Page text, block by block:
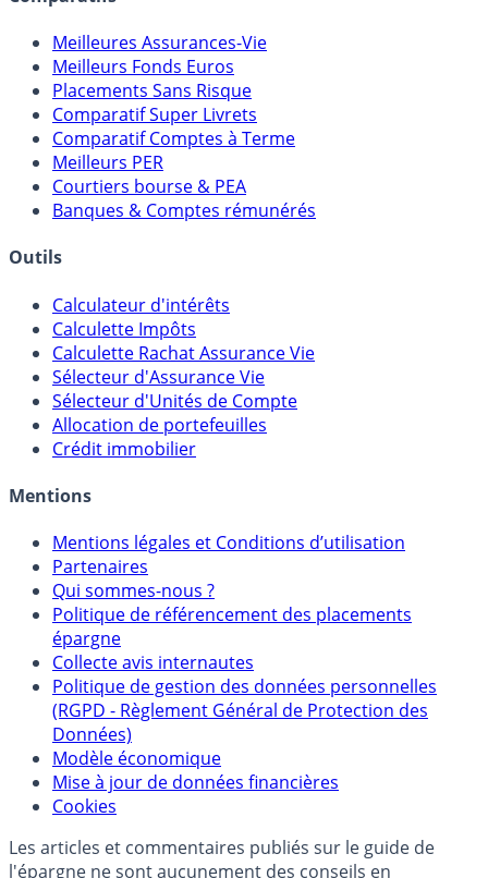
Comparatifs
Meilleures Assurances-Vie
Meilleurs Fonds Euros
Placements Sans Risque
Comparatif Super Livrets
Comparatif Comptes à Terme
Meilleurs PER
Banques & Comptes rémunérés
Outils
Calculateur d'intérêts
Calculette Impôts
Calculette Rachat Assurance Vie
Sélecteur d'Assurance Vie
Sélecteur d'Unités de Compte
Crédit immobilier
Mentions
Mentions légales et Conditions d’utilisation
Partenaires
Qui sommes-nous ?
Politique de référencement des placements
épargne
Collecte avis internautes
Politique de gestion des données personnelles
(RGPD - Règlement Général de Protection des
Données)
Modèle économique
Cookies